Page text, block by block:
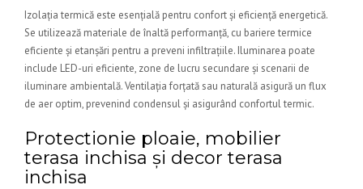
Izolația termică este esențială pentru confort și eficiență energetică.
Se utilizează materiale de înaltă performanță, cu bariere termice
eficiente și etanșări pentru a preveni infiltrațiile. Iluminarea poate
include LED-uri eficiente, zone de lucru secundare și scenarii de
iluminare ambientală. Ventilația forțată sau naturală asigură un flux
de aer optim, prevenind condensul și asigurând confortul termic.
Protectionie ploaie, mobilier
terasa inchisa și decor terasa
inchisa